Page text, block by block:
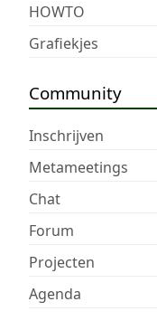
HOWTO
Grafiekjes
Community
Inschrijven
Metameetings
Chat
Forum
Projecten
Agenda